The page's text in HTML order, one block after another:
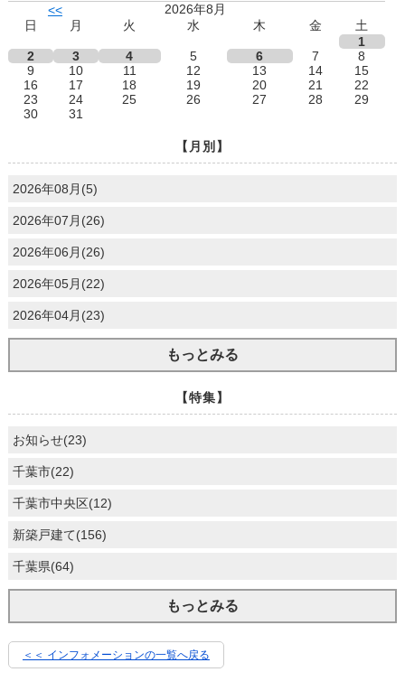
<<
2026年8月
日
月 火 水 木 金
土
1
2
3 4 5 6 7
8
9
10 11 12 13 14
15
16
17 18 19 20 21
22
23
24 25 26 27 28
29
30
31
【月別】
2026年08月(5)
2026年07月(26)
2026年06月(26)
2026年05月(22)
2026年04月(23)
もっとみる
【特集】
お知らせ(23)
千葉市(22)
千葉市中央区(12)
新築戸建て(156)
千葉県(64)
もっとみる
＜＜ インフォメーションの一覧へ戻る